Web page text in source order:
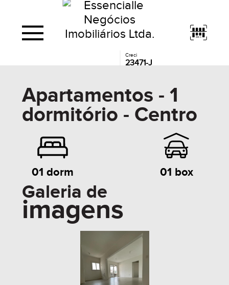
Creci
23471-J
Apartamentos - 1
dormitório - Centro
01 dorm 01 box
Galeria de
imagens